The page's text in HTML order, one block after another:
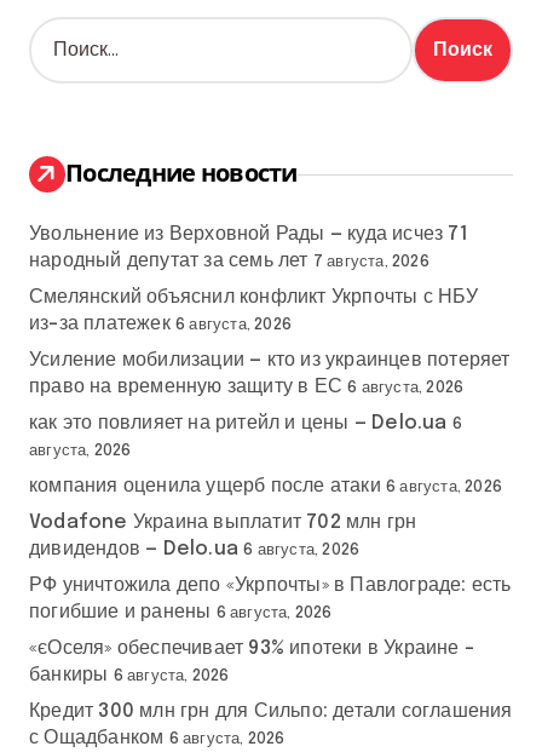
Н
а
:
Последние новости
Увольнение из Верховной Рады — куда исчез 71
народный депутат за семь лет 7 августа, 2026
Смелянский объяснил конфликт Укрпочты с НБУ
из-за платежек 6 августа, 2026
Усиление мобилизации — кто из украинцев потеряет
право на временную защиту в ЕС 6 августа, 2026
как это повлияет на ритейл и цены — Delo.ua 6
августа, 2026
компания оценила ущерб после атаки 6 августа, 2026
Vodafone Украина выплатит 702 млн грн
дивидендов — Delo.ua 6 августа, 2026
РФ уничтожила депо «Укрпочты» в Павлограде: есть
погибшие и ранены 6 августа, 2026
«єОселя» обеспечивает 93% ипотеки в Украине –
банкиры 6 августа, 2026
Кредит 300 млн грн для Сильпо: детали соглашения
с Ощадбанком 6 августа, 2026